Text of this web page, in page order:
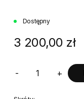
Dostępny
3 200,00 zł
- +